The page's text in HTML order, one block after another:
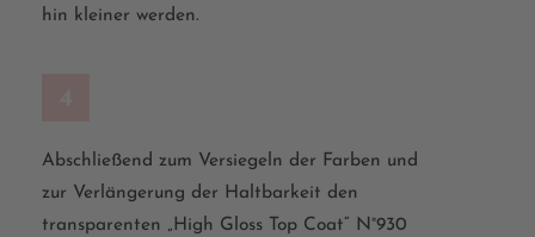
hin kleiner werden.
Abschließend zum Versiegeln der Farben und
zur Verlängerung der Haltbarkeit den
transparenten „High Gloss Top Coat“ N°930